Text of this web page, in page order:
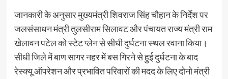
जानकारी के अनुसार मुख्यमंत्री शिवराज सिंह चौहान के निर्देश पर
जलसंसाधन मंत्री तुलसीराम सिलावट और पंचायत राज्य मंत्री राम
खेलावन पटेल को स्टेट प्लेन से सीधी दुर्घटना स्थल रवाना किया।
सीधी जिले में बाण सागर नहर में बस गिरने से हुई दुर्घटना के बाद
रेस्क्यू ऑपरेशन और प्रभावित परिवारों की मदद के लिए दोनो मंत्री